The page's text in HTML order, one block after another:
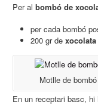
Per albombó de
per cada bombó
200 gr de
Motlle de
En un receptari basc,